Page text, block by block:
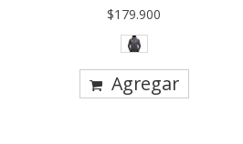
$179.900
Agregar